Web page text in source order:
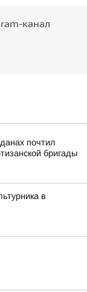
канал
почтил
бригады
в